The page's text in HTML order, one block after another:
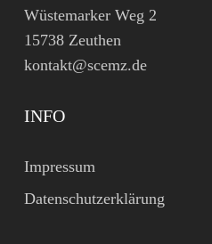
Wüstemarker Weg 2
15738 Zeuthen
kontakt@scemz.de
INFO
Impressum
Datenschutzerklärung